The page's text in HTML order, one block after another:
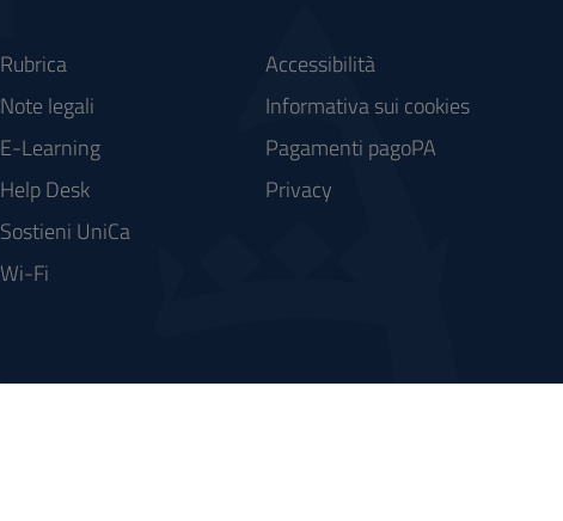
Rubrica
Note legali
E-Learning
Help Desk
Sostieni UniCa
Wi-Fi
Accessibilità
Informativa sui cookies
Pagamenti pagoPA
Privacy